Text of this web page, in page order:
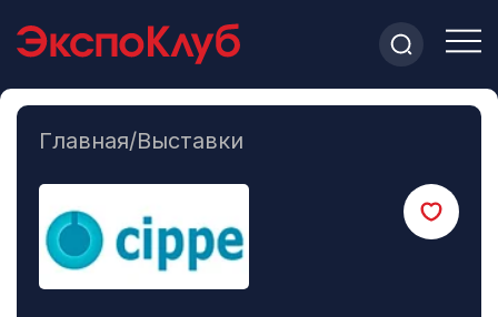
Главная/Выставки